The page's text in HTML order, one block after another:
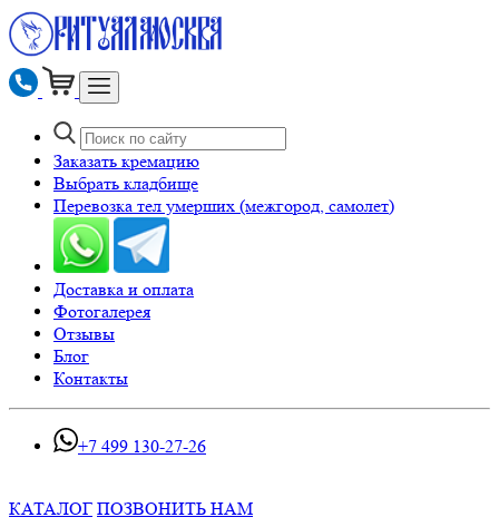
Заказать кремацию
Выбрать кладбище
Перевозка тел умерших (межгород, самолет)
Доставка и оплата
Фотогалерея
Отзывы
Блог
Контакты
+7 499 130-27-26
КАТАЛОГ ПОЗВОНИТЬ НАМ